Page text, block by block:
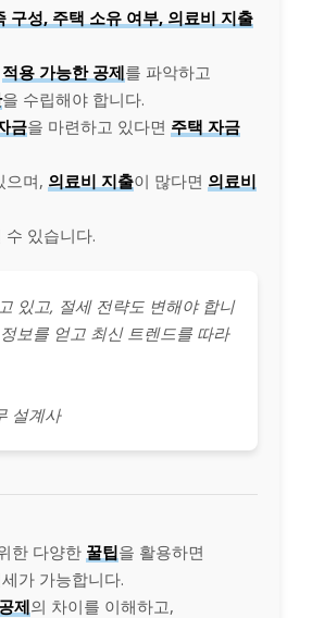
구성, 주택 소유 여부, 의료비 지출
적용 가능한 공제를 파악하고
을 수립해야 합니다.
금을 마련하고 있다면 주택 자금
으며, 의료비 지출이 많다면 의료비
있습니다.
있고, 절세 전략도 변해야 합니
보를 얻고 최신 트렌드를 따라
설계사
한 다양한 꿀팁을 활용하면
가 가능합니다.
제의 차이를 이해하고,